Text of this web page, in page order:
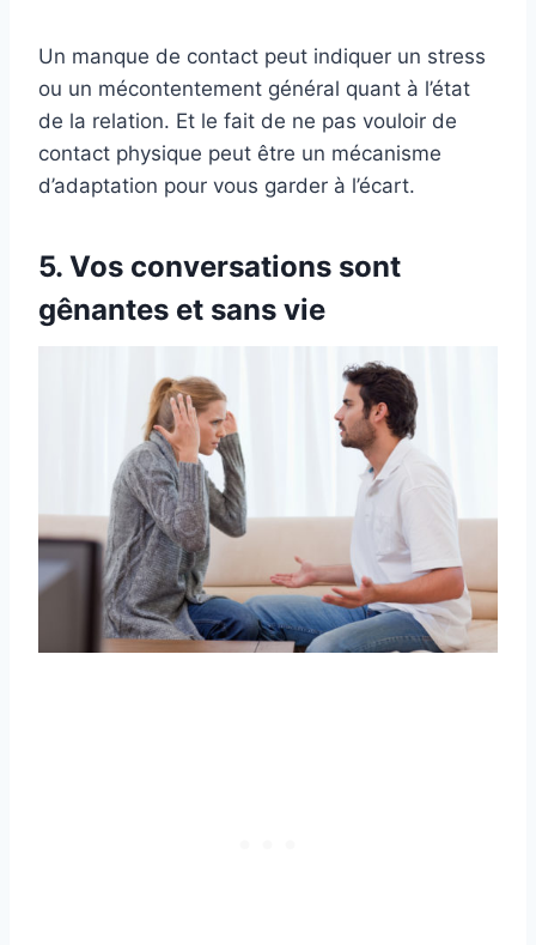
Un manque de contact peut indiquer un stress
ou un mécontentement général quant à l’état
de la relation. Et le fait de ne pas vouloir de
contact physique peut être un mécanisme
d’adaptation pour vous garder à l’écart.
5. Vos conversations sont
gênantes et sans vie